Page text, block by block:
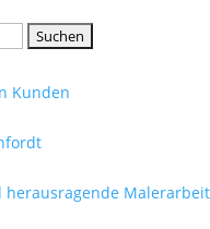
Kunden